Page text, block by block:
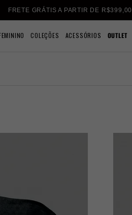
FRETE GRÁTIS A PARTIR DE R$399,00
COLEÇÕES ACESSÓRIOS OUTLET